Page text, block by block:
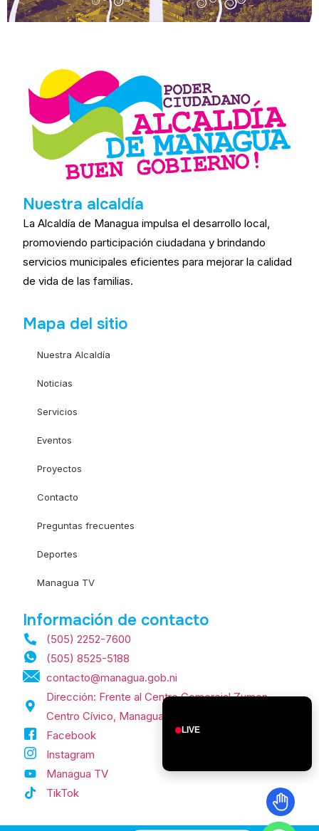
Nuestra alcaldía
La Alcaldía de Managua impulsa el desarrollo local,
promoviendo participación ciudadana y brindando
servicios municipales eficientes para mejorar la calidad
de vida de las familias.
Mapa del sitio
Nuestra Alcaldía
Noticias
Servicios
Eventos
Proyectos
Contacto
Preguntas frecuentes
Deportes
Managua TV
Información de contacto
(505) 2252-7600
(505) 8525-5188
contacto@managua.gob.ni
Dirección: Frente al Centro Comercial Zumen,
Centro Cívico, Managua, Nicaragua.
Facebook
Instagram
Managua TV
TikTok
LIVE